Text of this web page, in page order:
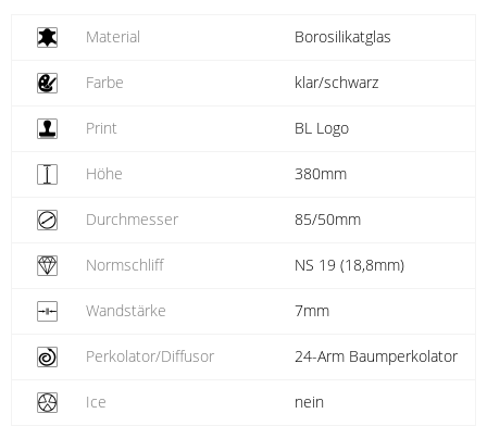
Material Borosilikatglas
Farbe klar/schwarz
Print BL Logo
Höhe 380mm
Durchmesser 85/50mm
Normschliff NS 19 (18,8mm)
Wandstärke 7mm
Perkolator/Diffusor 24-Arm Baumperkolator
Ice nein